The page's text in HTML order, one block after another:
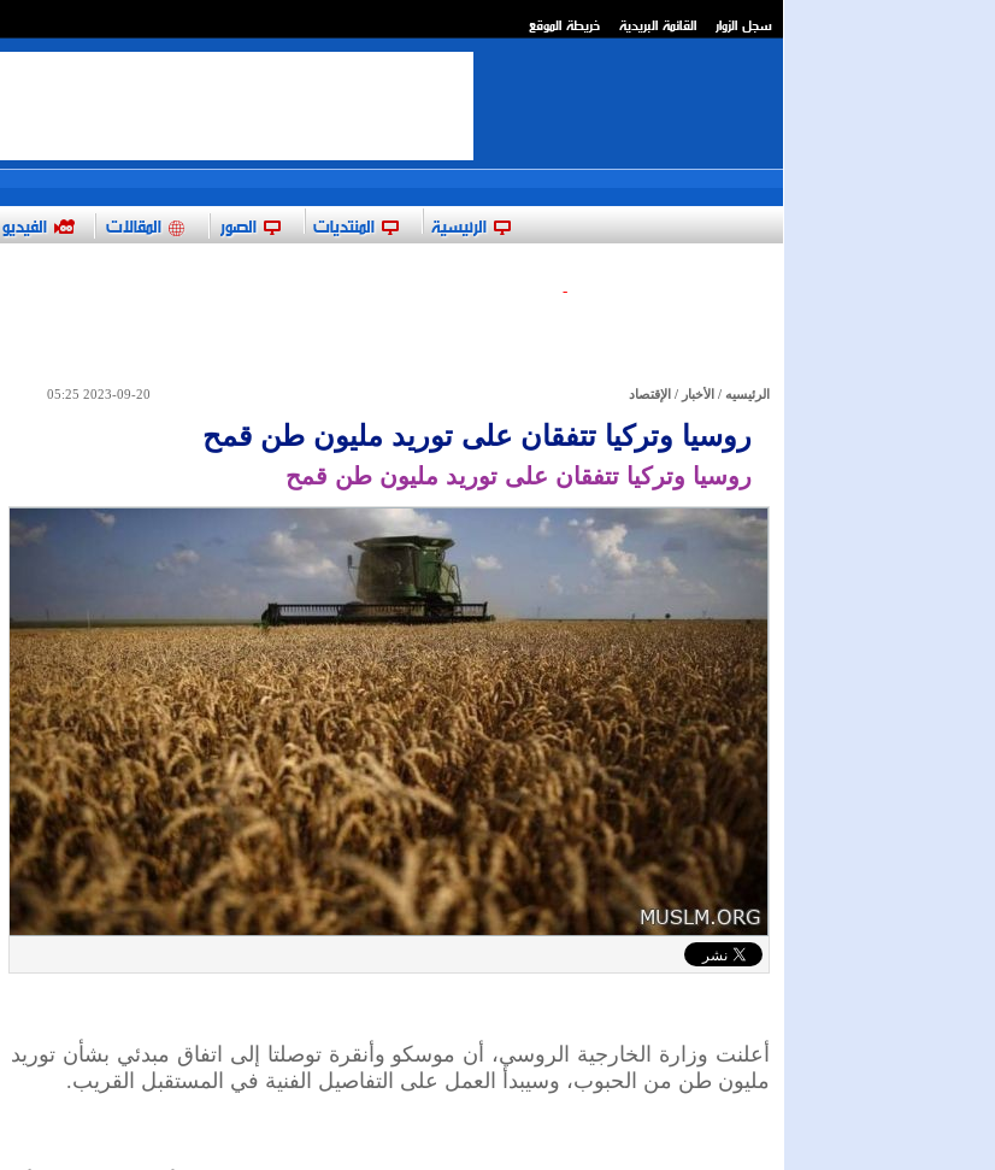
سجل الزوار القائمة البريدية خريطة الموقع
الرئيسية المنتديات الصور المقالات الفيديو
-
الرئيسيه / الأخبار / الإقتصاد 2023-09-20 05:25
روسيا وتركيا تتفقان على توريد مليون طن قمح
روسيا وتركيا تتفقان على توريد مليون طن قمح
أعلنت وزارة الخارجية الروسي، أن موسكو وأنقرة توصلتا إلى اتفاق مبدئي بشأن توريد
مليون طن من الحبوب، وسيبدأ العمل على التفاصيل الفنية في المستقبل القريب.